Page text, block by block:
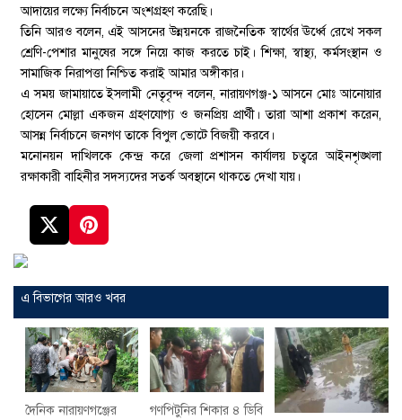
আদায়ের লক্ষ্যে নির্বাচনে অংশগ্রহণ করেছি।
তিনি আরও বলেন, এই আসনের উন্নয়নকে রাজনৈতিক স্বার্থের ঊর্ধ্বে রেখে সকল
শ্রেণি-পেশার মানুষের সঙ্গে নিয়ে কাজ করতে চাই। শিক্ষা, স্বাস্থ্য, কর্মসংস্থান ও
সামাজিক নিরাপত্তা নিশ্চিত করাই আমার অঙ্গীকার।
এ সময় জামায়াতে ইসলামী নেতৃবৃন্দ বলেন, নারায়ণগঞ্জ-১ আসনে মোঃ আনোয়ার
হোসেন মোল্লা একজন গ্রহণযোগ্য ও জনপ্রিয় প্রার্থী। তারা আশা প্রকাশ করেন,
আসন্ন নির্বাচনে জনগণ তাকে বিপুল ভোটে বিজয়ী করবে।
মনোনয়ন দাখিলকে কেন্দ্র করে জেলা প্রশাসন কার্যালয় চত্বরে আইনশৃঙ্খলা
রক্ষাকারী বাহিনীর সদস্যদের সতর্ক অবস্থানে থাকতে দেখা যায়।
এ বিভাগের আরও খবর
দৈনিক নারায়ণগঞ্জের
গণপিটুনির শিকার ৪ ডিবি